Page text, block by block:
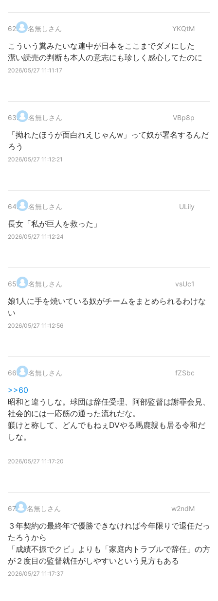
62. 名無しさん YKQtM
こういう糞みたいな連中が日本をここまでダメにした
潔い読売の判断も本人の意志にも珍しく感心してたのに
2026/05/27 11:11:17
63. 名無しさん VBp8p
「拗れたほうが面白れえじゃんw」って奴が署名するんだ
ろう
2026/05/27 11:12:21
64. 名無しさん ULiiy
長女「私が巨人を救った」
2026/05/27 11:12:24
65. 名無しさん vsUc1
娘1人に手を焼いている奴がチームをまとめられるわけな
い
2026/05/27 11:12:56
66. 名無しさん fZSbc
>>60
昭和と違うしな。球団は辞任受理、阿部監督は謝罪会見、
社会的には一応筋の通った流れだな。
躾けと称して、どんでもねぇDVやる馬鹿親も居る令和だ
しな。
2026/05/27 11:17:20
67. 名無しさん w2ndM
３年契約の最終年で優勝できなければ今年限りで退任だっ
たろうから
「成績不振でクビ」よりも「家庭内トラブルで辞任」の方
が２度目の監督就任がしやすいという見方もある
2026/05/27 11:17:37